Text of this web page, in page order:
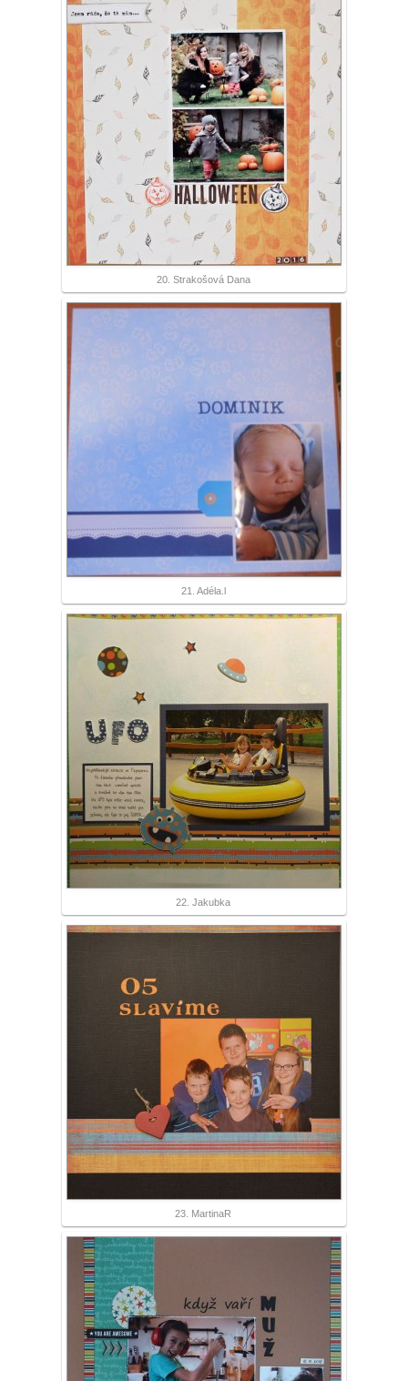
20. Strakošová Dana
21. Adéla.l
22. Jakubka
23. MartinaR